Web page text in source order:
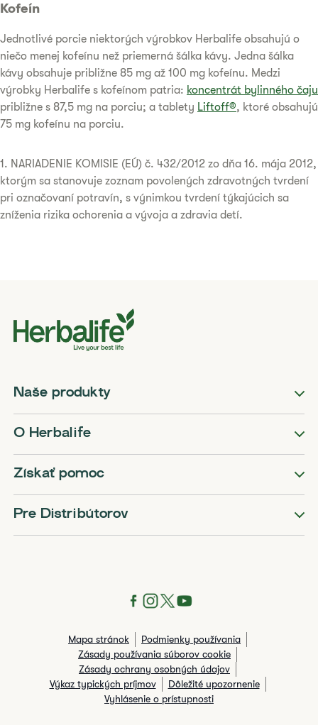
Kofeín
Jednotlivé porcie niektorých výrobkov Herbalife obsahujú o
niečo menej kofeínu než priemerná šálka kávy. Jedna šálka
kávy obsahuje približne 85 mg až 100 mg kofeínu. Medzi
výrobky Herbalife s kofeínom patria: koncentrát bylinného čaju
približne s 87,5 mg na porciu; a tablety Liftoff®, ktoré obsahujú
75 mg kofeínu na porciu.
1. NARIADENIE KOMISIE (EÚ) č. 432/2012 zo dňa 16. mája 2012,
ktorým sa stanovuje zoznam povolených zdravotných tvrdení
pri označovaní potravín, s výnimkou tvrdení týkajúcich sa
zníženia rizika ochorenia a vývoja a zdravia detí.
Naše produkty
O Herbalife
Získať pomoc
Pre Distribútorov
Mapa stránok
Podmienky používania
Zásady používania súborov cookie
Zásady ochrany osobných údajov
Výkaz typických príjmov
Dôležité upozornenie
Vyhlásenie o prístupnosti